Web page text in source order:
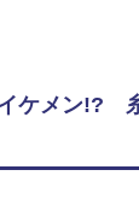
ケメン!?